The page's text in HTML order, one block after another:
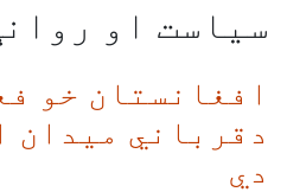
سياست او
افغانستان خو
دقرباني ميدان
دي